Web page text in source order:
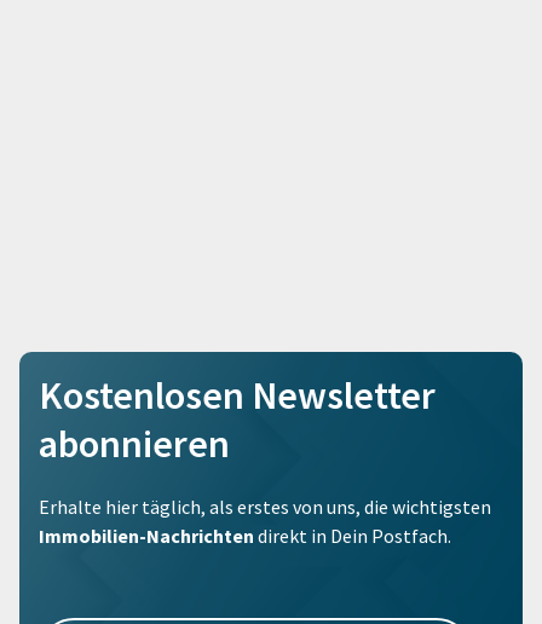
Kostenlosen Newsletter
abonnieren
Erhalte hier täglich, als erstes von uns, die wichtigsten
Immobilien-Nachrichten direkt in Dein Postfach.